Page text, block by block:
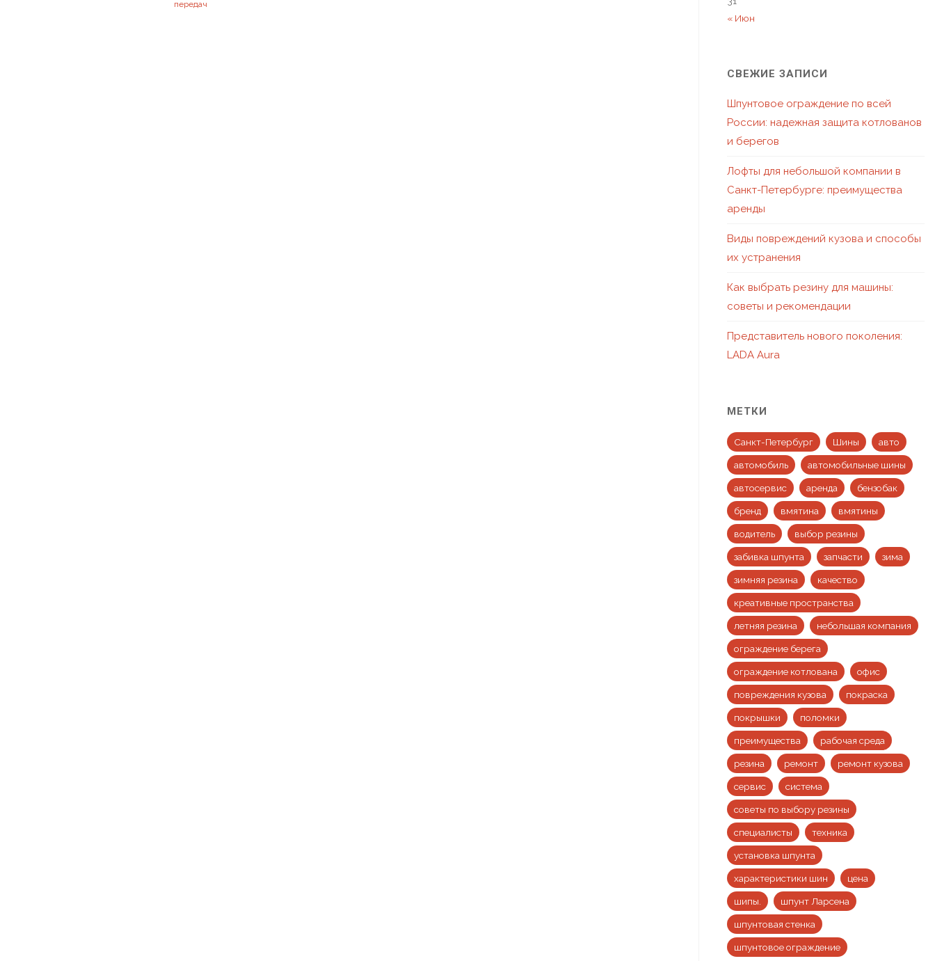
передач
« Июн
СВЕЖИЕ ЗАПИСИ
Шпунтовое ограждение по всей
России: надежная защита котлованов
и берегов
Лофты для небольшой компании в
Санкт-Петербурге: преимущества
аренды
Виды повреждений кузова и способы
их устранения
Как выбрать резину для машины:
советы и рекомендации
Представитель нового поколения:
LADA Aura
МЕТКИ
Санкт-Петербург Шины авто
автомобиль автомобильные шины
автосервис аренда бензобак
бренд вмятина вмятины
водитель выбор резины
забивка шпунта запчасти зима
зимняя резина качество
креативные пространства
летняя резина небольшая компания
ограждение берега
ограждение котлована офис
повреждения кузова покраска
покрышки поломки
преимущества рабочая среда
резина ремонт ремонт кузова
сервис система
советы по выбору резины
специалисты техника
установка шпунта
характеристики шин цена
шипы. шпунт Ларсена
шпунтовая стенка
шпунтовое ограждение